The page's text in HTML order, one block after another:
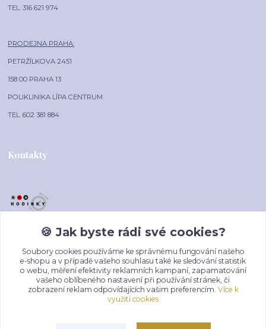
TEL. 316 621 974
PRODEJNA PRAHA:
PETRŽÍLKOVA 2451
158 00 PRAHA 13
POLIKLINIKA LÍPA CENTRUM
TEL. 602 381 884
Kontakty
AAA-HODINKY.CZ
+420 602 381 884
(Po-Pá, 10-16 hod.)
prodej@aaa-hodinky.cz
🍪 Jak byste rádi své cookies?
Soubory cookies používáme ke správnému fungování našeho
e-shopu a v případě vašeho souhlasu také ke sledování statistik
o webu, měření efektivity reklamních kampaní, zapamatování
vašeho oblíbeného nastavení při používání stránek, či
zobrazení reklam odpovídajících vašim preferencím. Více k
využití cookies